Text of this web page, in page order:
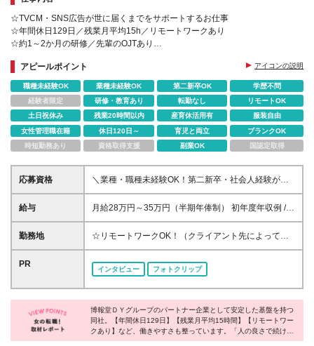
☆TVCM・SNS広告が世に届くまでをサポートするお仕事
☆年間休日129日／残業月平均15h／リモートワークあり
☆約1～2か月の研修／先輩のOJTあり
アピールポイント
アイコンの説明
職種未経験OK 業種未経験OK 第二新卒OK
学歴不問
経験者限定
研修・教育あり 転勤なし
リモートOK
土日祝休み
残業20時間以内 産育休活用有
服装自由
女性管理職在籍
休日120日～ 育児と両立
ブランクOK
時短勤務あり
資格取得支援 副業OK 国認定取得
応募資格
＼業種・職種未経験OK！第二新卒・社会人経験が浅
めの方も歓迎です／ ★面接はWebのみで完結 ★学歴
不問 「事務経験や広告に憧れはあるけど、専門スキ
りやタイピングができればまずはOKです。 ＜こんな
方にピッタリ！＞ ◎誰かを支える仕事にやりがいを
祝休み＆しっかり休める会社で働きたい ◎第二新卒
給与
月給28万円～35万円（半期年俸制） 初年度年収例 /
年収336万円～420万円 ※経験・能力・スキルを最大
限に考慮のうえ、決定します。 ※賃金はあくまでも目
時間分）を含みます。 ※固定残業時間を超過した分
勤務地
☆リモートワークOK！（クライアント先によって変
動） 赤坂ほか東京23区内の指定勤務地で働きま
す。 実業務開始までの期間は、本社もしくは新宿サ
テライトオフィスにて研修を行います。 【本社】 東
京都江東区有明3-7-18 有明セントラルタワー7F （最
寄駅：ゆりかもめ線「東京ビッグサイト」駅） 【新
宿サテライトオフィス】 東京都新宿区新宿2-5-10 ア
ーバンセンター新宿2F ※(変更の範囲)会社の定める事
業所
PR
インタビュー フォトクリップ
博報堂ＤＹグループのパートナー企業として安定した基盤を持つ
同社。【年間休日129日】【残業月平均15時間】【リモートワー
クあり】など、働きやすさも整っています。「人の良さで続けて
いる」という社員が多く、困ったときは自然と声をかけ合う温か